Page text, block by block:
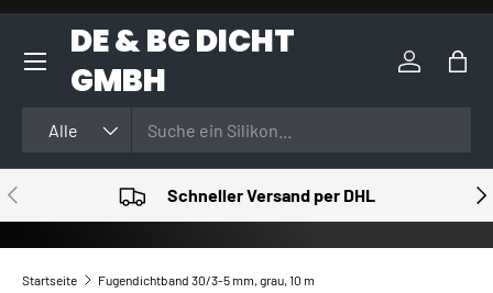
DIREKT ZUM INHALT
DE & BG DICHT
GMBH
Alle
Einloggen
VORHERIGE Schneller Versand per DHL
Startseite Fugendichtband 30/3-5 mm, grau, 10 m